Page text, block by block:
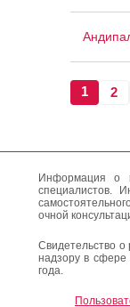
1 2
Информация о
специалистов.
очной
Свидетельство
надзору в сфере
года.